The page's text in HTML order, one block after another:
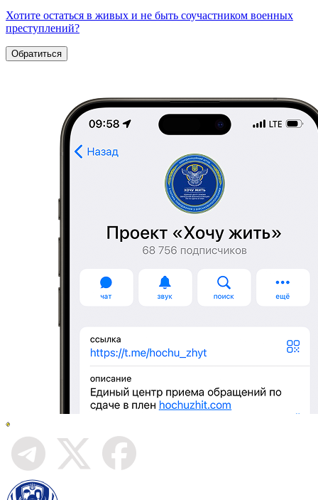
Хотите остаться в живых и не быть соучастником военных
преступлений?
Обратиться